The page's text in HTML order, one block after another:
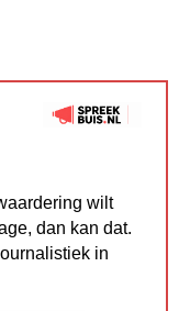
wilt
dan kan dat.
in